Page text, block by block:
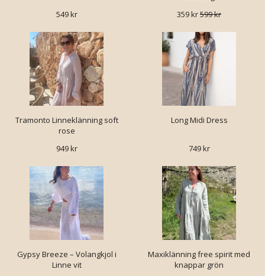
549 kr
359 kr599 kr
Tramonto Linneklänning soft
rose
949 kr
Long Midi Dress
749 kr
Gypsy Breeze – Volangkjol i
Linne vit
Maxiklänning free spirit med
knappar grön